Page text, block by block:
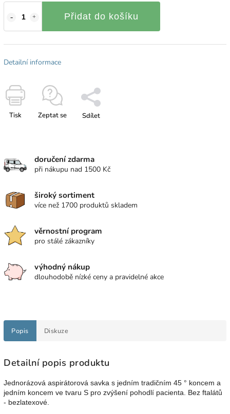
Přidat do košíku
Detailní informace
Tisk Zeptat se Sdílet
doručení zdarma
při nákupu nad 1500 Kč
široký sortiment
více než 1700 produktů skladem
věrnostní program
pro stálé zákazníky
výhodný nákup
dlouhodobě nízké ceny a pravidelné akce
Popis Diskuze
Detailní popis produktu
Jednorázová aspirátorová savka s jedním tradičním 45 ° koncem a
jedním koncem ve tvaru S pro zvýšení pohodlí pacienta. Bez ftalátů
- bezlatexové.